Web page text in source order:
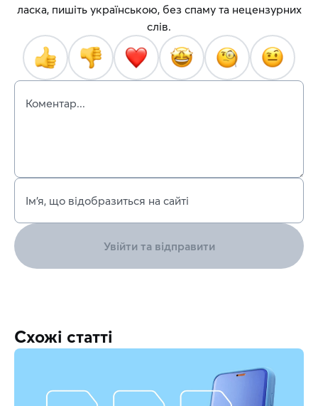
ласка, пишіть українською, без спаму та нецензурних
слів.
Коментар...
Ім’я, що відобразиться на сайті
Увійти та відправити
Схожі статті